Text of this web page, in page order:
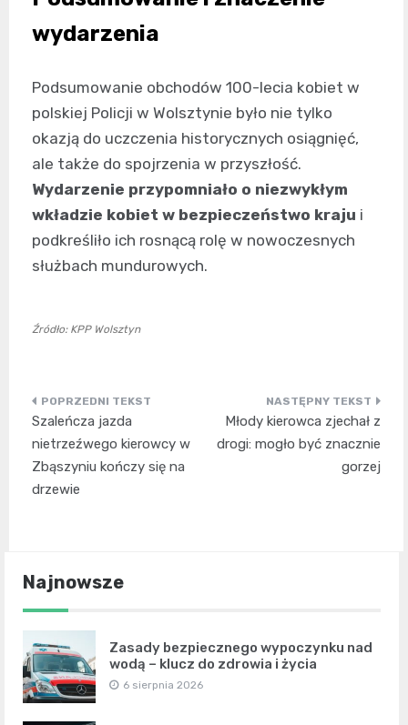
wydarzenia
Podsumowanie obchodów 100-lecia kobiet w
polskiej Policji w Wolsztynie było nie tylko
okazją do uczczenia historycznych osiągnięć,
ale także do spojrzenia w przyszłość.
Wydarzenie przypomniało o niezwykłym
wkładzie kobiet w bezpieczeństwo kraju i
podkreśliło ich rosnącą rolę w nowoczesnych
służbach mundurowych.
Źródło: KPP Wolsztyn
Nawigacja
wpisu
Szaleńcza jazda
nietrzeźwego kierowcy w
Zbąszyniu kończy się na
drzewie
Młody kierowca zjechał z
drogi: mogło być znacznie
gorzej
Najnowsze
Zasady bezpiecznego wypoczynku nad
wodą – klucz do zdrowia i życia
6 sierpnia 2026